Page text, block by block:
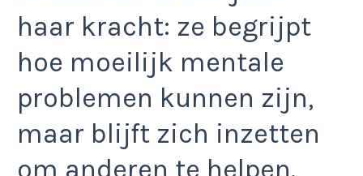
haar kracht: ze begrijpt
hoe moeilijk mentale
problemen kunnen zijn,
maar blijft zich inzetten